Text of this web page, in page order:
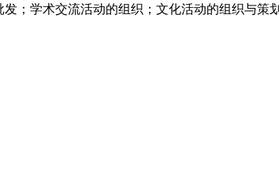
；学术交流活动的组织；文化活动的组织与策